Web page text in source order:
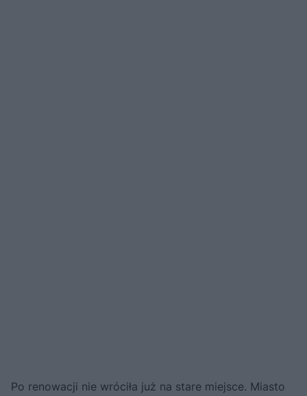
Po renowacji nie wróciła już na stare miejsce. Miasto